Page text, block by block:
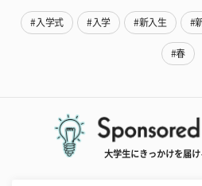
#入学式 #入学 #新入生 #
#春
大学生にきっかけを届